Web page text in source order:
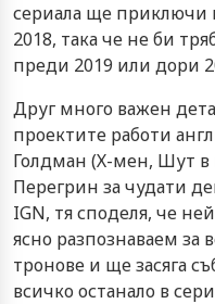
сериала ще приключи
2018, така че не би
преди 2019 или дори
Друг много важен
проектите работи
Голдман (Х-мен, Шут
Перегрин за чудати
IGN, тя споделя, че
ясно разпознаваем за
тронове и ще засяга
всичко останало в